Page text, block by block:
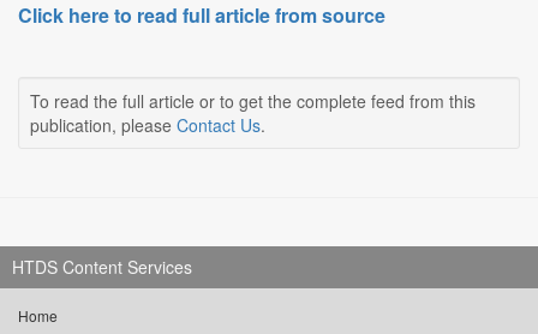
Click here to read full article from source
To read the full article or to get the complete feed from this
publication, please Contact Us.
HTDS Content Services
Home